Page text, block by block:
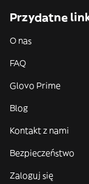
Przydatne
O nas
FAQ
Glovo Prime
Blog
Kontakt z nami
Bezpieczeństwo
Zaloguj się